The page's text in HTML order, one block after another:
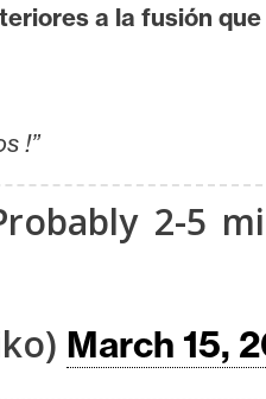
a la fusión
!”
2-5
March 15,